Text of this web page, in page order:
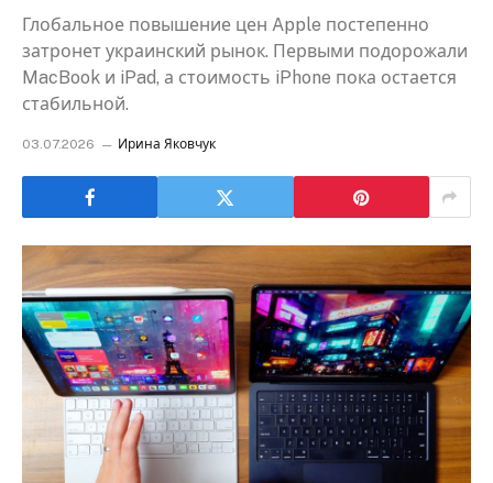
Глобальное повышение цен Apple постепенно
затронет украинский рынок. Первыми подорожали
MacBook и iPad, а стоимость iPhone пока остается
стабильной.
03.07.2026 Ирина Яковчук